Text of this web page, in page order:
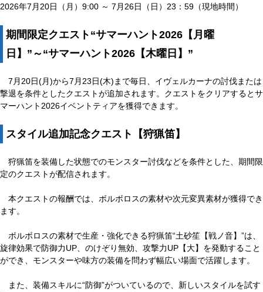
2026年7月20日（月）9:00 ～ 7月26日（日）23：59（現地時間）
期間限定クエスト“サマーハント2026【月曜
日】”～“サマーハント2026【木曜日】”
7月20日(月)から7月23日(木)まで毎日、イヴェルカーナの討伐または
撃退を条件としたクエストが追加されます。クエストをクリアするとサ
マーハント2026イベントティアを獲得できます。
スタイル追加記念クエスト【狩猟笛】
狩猟笛を装備した状態でのモンスター討伐などを条件とした、期間限
定のクエストが配信されます。
本クエストの報酬では、ボルボロスの素材や次元変異素材が獲得でき
ます。
ボルボロスの素材で生産・強化できる狩猟笛“土砂笙【戦ノ音】”は、
旋律効果で防御力UP、のけぞり無効、攻撃力UP【大】を発動すること
ができ、モンスターや味方の装備を問わず幅広い場面で活躍します。
また、装備スキルに“防御”がついているので、新しいスタイルを試す